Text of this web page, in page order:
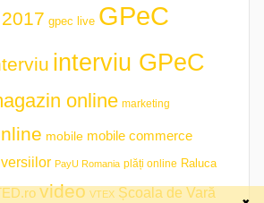
gpec live GPeC
interviu GPeC
online marketing
mobile mobile commerce
PayU Romania plăți online Raluca
video VTEX Școala de Vară